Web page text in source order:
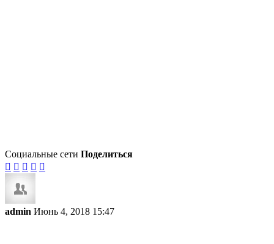
Социальные сети Поделиться
    
admin Июнь 4, 2018 15:47